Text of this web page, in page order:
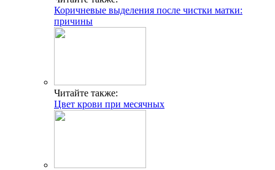
Коричневые выделения после чистки матки:
причины
Читайте также:
Цвет крови при месячных